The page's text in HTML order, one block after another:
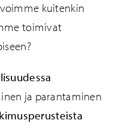
kuitenkin
toimivat
ja parantaminen